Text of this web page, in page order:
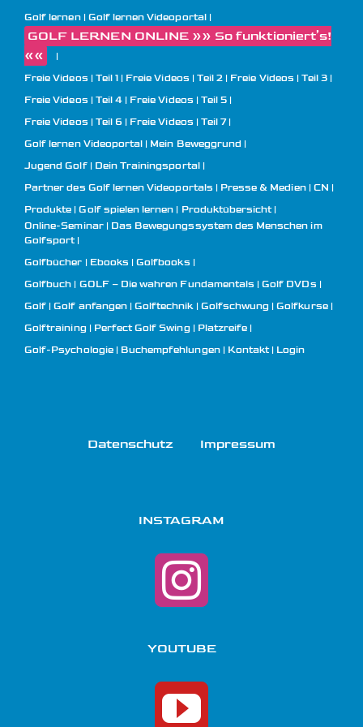
Golf lernen Golf lernen Videoportal
GOLF LERNEN ONLINE »» So funktioniert’s!
««
Freie Videos | Teil 1 Freie Videos | Teil 2
Freie Videos | Teil 3
Freie Videos | Teil 4
Freie Videos | Teil 5
Freie Videos | Teil 6
Freie Videos | Teil 7
Golf lernen Videoportal | Mein Beweggrund
Jugend Golf | Dein Trainingsportal
Partner des Golf lernen Videoportals
Presse & Medien
CN
Produkte
Golf spielen lernen | Produktübersicht
Online-Seminar | Das Bewegungssystem des Menschen im
Golfsport
Golfbücher | Ebooks | Golfbooks
Golfbuch | GOLF – Die wahren Fundamentals
Golf DVDs
Golf
Golf anfangen Golftechnik Golfschwung
Golfkurse
Golftraining
Perfect Golf Swing
Platzreife
Golf-Psychologie
Buchempfehlungen Kontakt Login
Datenschutz Impressum
INSTAGRAM
YOUTUBE